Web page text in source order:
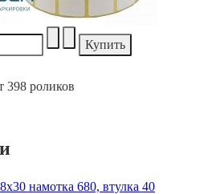
398 роликов
намотка 680, втулка 40